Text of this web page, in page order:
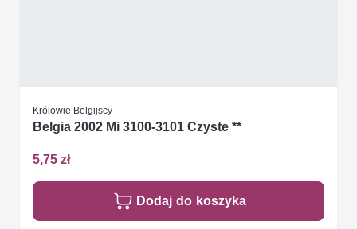
Królowie Belgijscy
Belgia 2002 Mi 3100-3101 Czyste **
5,75 zł
Dodaj do koszyka